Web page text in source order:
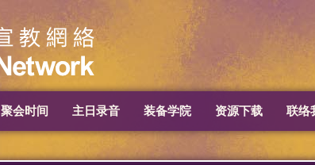
聚会时间 主日录音 装备学院 资源下载 联络